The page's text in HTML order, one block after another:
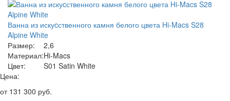
Ванна из искуcственного камня белого цвета Hi-Macs S28
Alpine White
Размер:
2,6
Материал:Hi-Macs
Цвет:
S01 Satin White
Цена:
от 131 300 руб.